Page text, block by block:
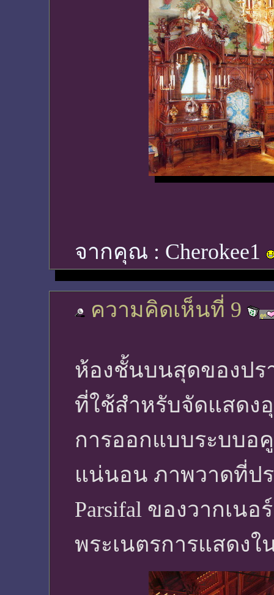
จากคุณ : Cherokee1
ความคิดเห็นที่ 9
ห้องชั้นบนสุดของปรา
ที่ใช้สำหรับจัดแสดง
การออกแบบระบบอ
แน่นอน ภาพวาดที่ป
Parsifal ของวากเน
พระเนตรการแสดง